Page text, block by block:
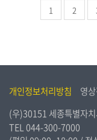
1 2
개인정보처리방침 영
(우)30151 세종특별자
TEL044-300-7000